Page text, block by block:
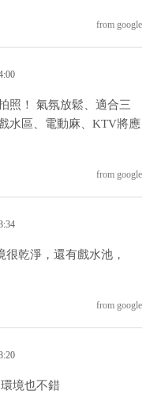
from google
照！ 氣氛放鬆、適合三
水區、電動麻、KTV將應
from google
乾淨，還有戲水池，
from google
境也不錯